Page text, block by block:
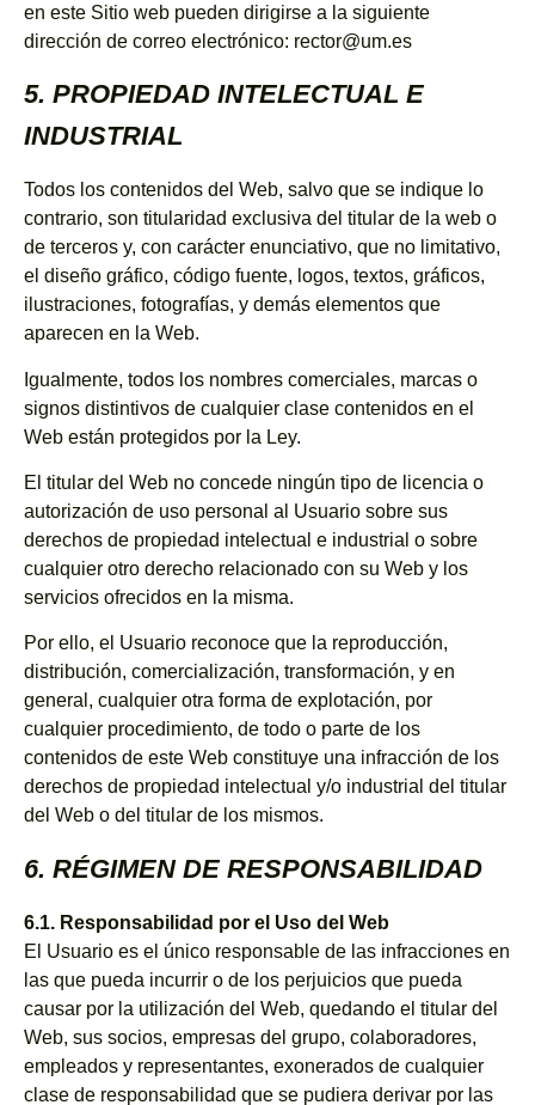
en este Sitio web pueden dirigirse a la siguiente
dirección de correo electrónico: rector@um.es
5. PROPIEDAD INTELECTUAL E
INDUSTRIAL
Todos los contenidos del Web, salvo que se indique lo
contrario, son titularidad exclusiva del titular de la web o
de terceros y, con carácter enunciativo, que no limitativo,
el diseño gráfico, código fuente, logos, textos, gráficos,
ilustraciones, fotografías, y demás elementos que
aparecen en la Web.
Igualmente, todos los nombres comerciales, marcas o
signos distintivos de cualquier clase contenidos en el
Web están protegidos por la Ley.
El titular del Web no concede ningún tipo de licencia o
autorización de uso personal al Usuario sobre sus
derechos de propiedad intelectual e industrial o sobre
cualquier otro derecho relacionado con su Web y los
servicios ofrecidos en la misma.
Por ello, el Usuario reconoce que la reproducción,
distribución, comercialización, transformación, y en
general, cualquier otra forma de explotación, por
cualquier procedimiento, de todo o parte de los
contenidos de este Web constituye una infracción de los
derechos de propiedad intelectual y/o industrial del titular
del Web o del titular de los mismos.
6. RÉGIMEN DE RESPONSABILIDAD
6.1. Responsabilidad por el Uso del Web
El Usuario es el único responsable de las infracciones en
las que pueda incurrir o de los perjuicios que pueda
causar por la utilización del Web, quedando el titular del
Web, sus socios, empresas del grupo, colaboradores,
empleados y representantes, exonerados de cualquier
clase de responsabilidad que se pudiera derivar por las